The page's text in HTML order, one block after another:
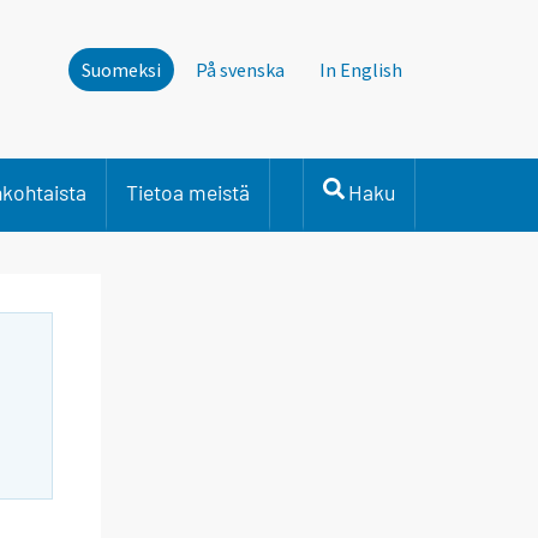
Suomeksi På svenska In English
Tietoa meistä Haku